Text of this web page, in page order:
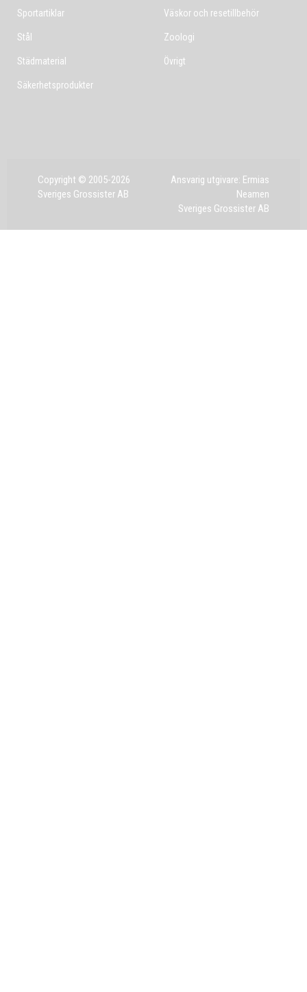
Sportartiklar
Stål
Städmaterial
Säkerhetsprodukter
Väskor och resetillbehör
Zoologi
Övrigt
Copyright © 2005-2026
Sveriges Grossister AB
Ansvarig utgivare: Ermias
Neamen
Sveriges Grossister AB